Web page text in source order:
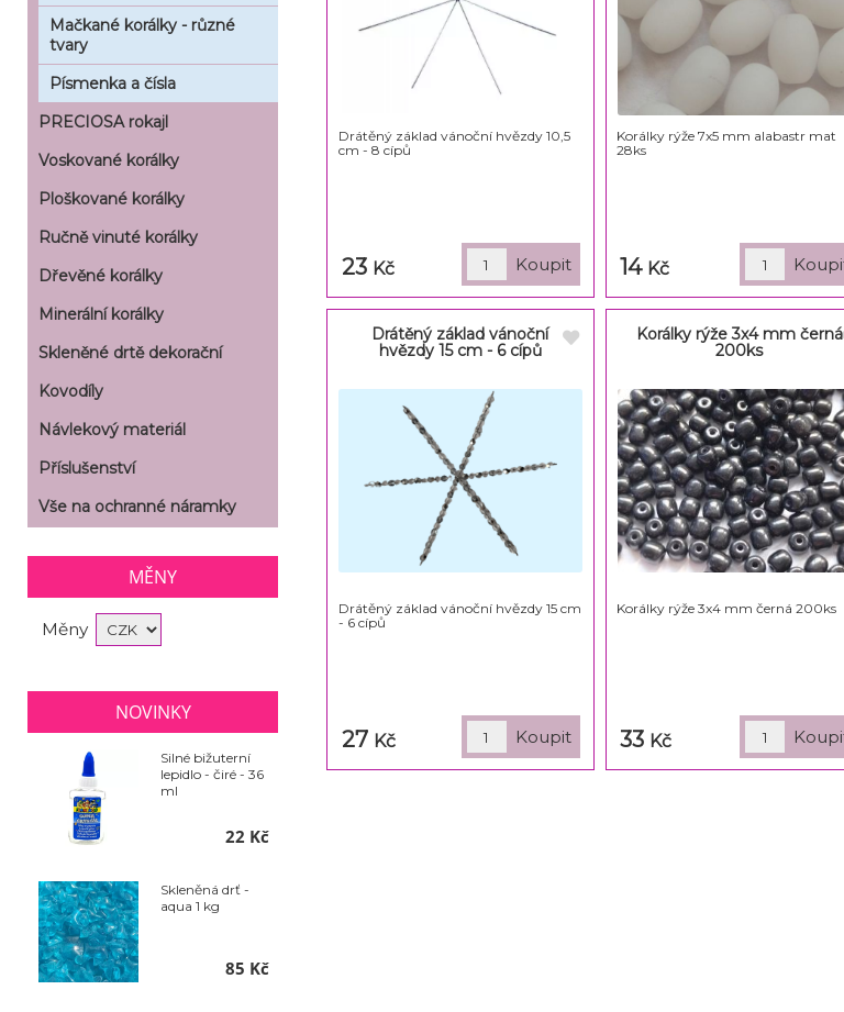
Drátěný základ vánoční hvězdy 10,5
cm - 8 cípů
23 Kč
Korálky rýže 7x5 mm alabastr mat
28ks
14 Kč
Drátěný základ vánoční
hvězdy 15 cm - 6 cípů
Drátěný základ vánoční hvězdy 15 cm
- 6 cípů
27 Kč
Korálky rýže 3x4 mm černá
200ks
Korálky rýže 3x4 mm černá 200ks
33 Kč
Mačkané korálky - různé
tvary
Písmenka a čísla
PRECIOSA rokajl
Voskované korálky
Ploškované korálky
Ručně vinuté korálky
Dřevěné korálky
Minerální korálky
Skleněné drtě dekorační
Kovodíly
Návlekový materiál
Příslušenství
Vše na ochranné náramky
MĚNY
Měny
NOVINKY
Silné bižuterní
lepidlo - čiré - 36
ml
22 Kč
Skleněná drť -
aqua 1 kg
85 Kč